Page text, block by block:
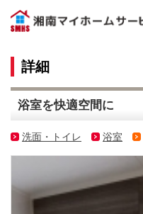
詳細
浴室を快適空間に
洗面・トイレ 浴室